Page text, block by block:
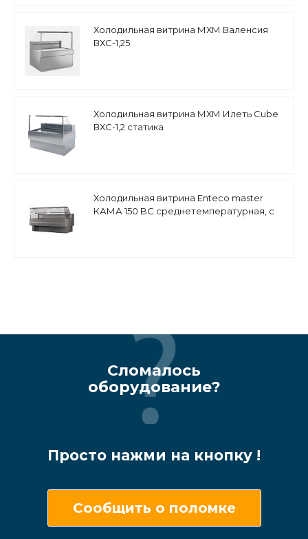
Холодильная витрина МХМ Валенсия
ВХС-1,25
Холодильная витрина МХМ Илеть Cube
ВХС-1,2 статика
Холодильная витрина Enteco master
КАМА 150 BC среднетемпературная, с
Сломалось
оборудование?
Просто нажми на кнопку !
Сообщить о поломке